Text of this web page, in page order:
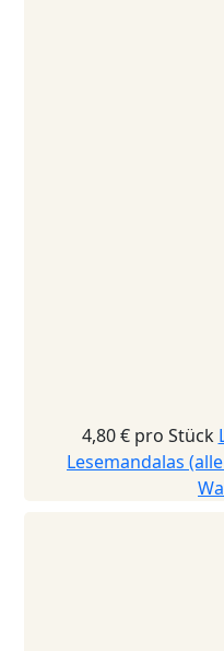
4,80 € pro Stück
Lesemandalas